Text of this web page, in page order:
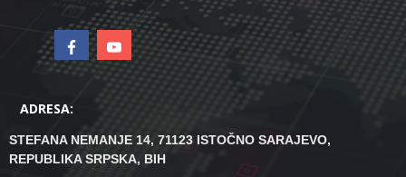
ADRESA:
STEFANA NEMANJE 14, 71123 ISTOČNO SARAJEVO,
REPUBLIKA SRPSKA, BIH